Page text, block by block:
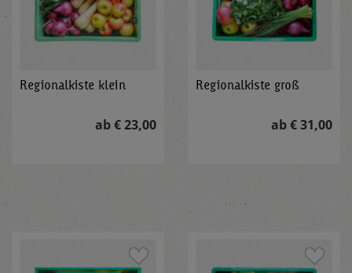
Regionalkiste klein
ab € 23,00
Regionalkiste groß
ab € 31,00